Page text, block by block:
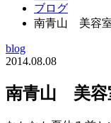
ブログ
南青山 美容
blog
2014.08.08
南青山 美